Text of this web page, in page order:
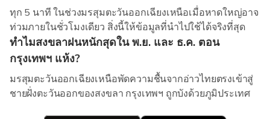
ทุก 5 นาที ในช่วงมรสุมตะวันออกเฉียงเหนือเมื่อหาดใหญ่อาจ
ท่วมภายในชั่วโมงเดียว สิ่งนี้ให้ข้อมูลที่นำไปใช้ได้จริงที่สุด
ทำไมสงขลาฝนหนักสุดใน พ.ย. และ ธ.ค. ตอน
กรุงเทพฯ แห้ง?
มรสุมตะวันออกเฉียงเหนือพัดความชื้นจากอ่าวไทยตรงเข้าสู่
ชายฝั่งตะวันออกของสงขลา กรุงเทพฯ ถูกบังด้วยภูมิประเทศ